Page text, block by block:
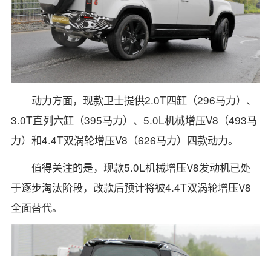
动力方面，现款卫士提供2.0T四缸（296马力）、
3.0T直列六缸（395马力）、5.0L机械增压V8（493马
力）和4.4T双涡轮增压V8（626马力）四款动力。
值得关注的是，现款5.0L机械增压V8发动机已处
于逐步淘汰阶段，改款后预计将被4.4T双涡轮增压V8
全面替代。